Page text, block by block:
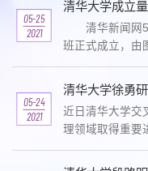
05-25
2021
清华大学成立
清华新闻网5
班正式成立，由
继计算机科学实
05-24
2021
近日清华大学交
理领域取得重要
构无序可以诱发